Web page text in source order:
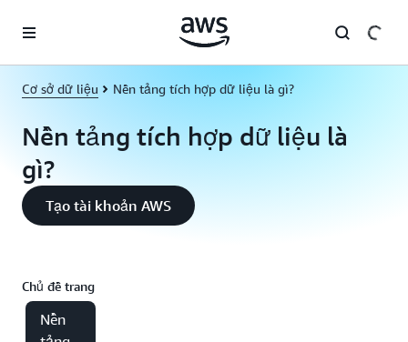
Cơ sở dữ liệu Nền tảng tích hợp dữ liệu là gì?
Nền tảng tích hợp dữ liệu là
gì?
Tạo tài khoản AWS
Chủ đề trang
Nền